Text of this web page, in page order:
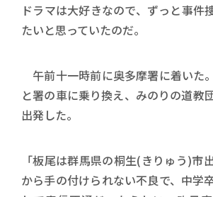
ドラマは大好きなので、ずっと事件
たいと思っていたのだ。
午前十一時前に奥多摩署に着いた
と署の車に乗り換え、みのりの道教
出発した。
「板尾は群馬県の桐生(きりゅう)市
から手の付けられない不良で、中学